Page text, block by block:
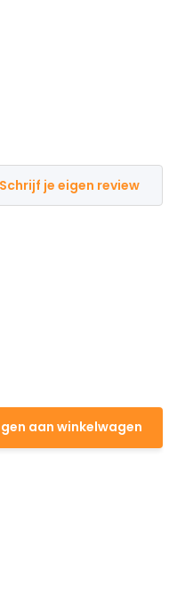
Schrijf je eigen review
aan winkelwagen